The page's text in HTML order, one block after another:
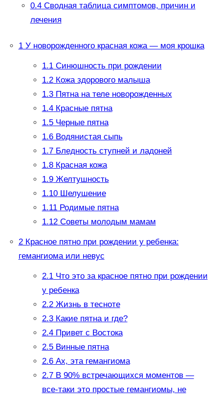
0.4Сводная таблица симптомов, причин и
лечения
1У новорожденного красная кожа — моя крошка
1.1Синюшность при рождении
1.2Кожа здорового малыша
1.3Пятна на теле новорожденных
1.4Красные пятна
1.5Черные пятна
1.6Водянистая сыпь
1.7Бледность ступней и ладоней
1.8Красная кожа
1.9Желтушность
1.10Шелушение
1.11Родимые пятна
1.12Советы молодым мамам
2Красное пятно при рождении у ребенка:
гемангиома или невус
2.1Что это за красное пятно при рождении
у ребенка
2.2Жизнь в тесноте
2.3Какие пятна и где?
2.4Привет с Востока
2.5Винные пятна
2.6Ах, эта гемангиома
2.7В 90% встречающихся моментов —
все-таки это простые гемангиомы, не